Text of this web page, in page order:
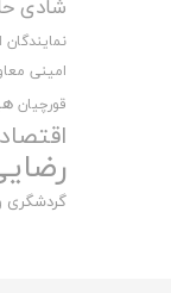
نمایندگان
امینی
قورچیان
گردشگری